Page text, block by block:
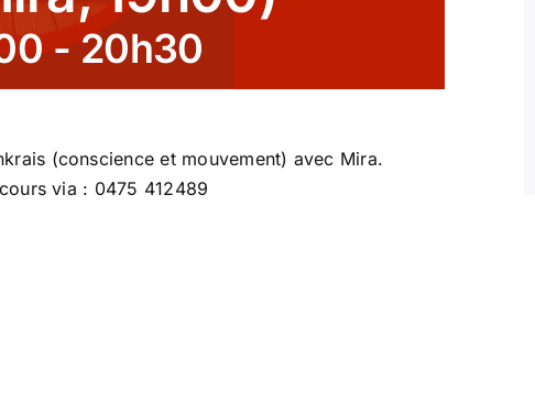
- 20h30
(conscience et mouvement) avec Mira.
via : 0475 412489